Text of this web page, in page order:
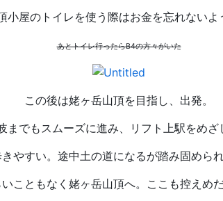
小屋のトイレを使う際はお金を忘れないよ
あとトイレ行ったらB4の方々がいた
この後は姥ヶ岳山頂を目指し、出発。
までもスムーズに進み、リフト上駅をめざ
やすい。途中土の道になるが踏み固めら
こともなく姥ヶ岳山頂へ。ここも控えめだ